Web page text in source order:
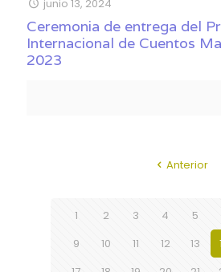
junio 13, 2024
Ceremonia de entrega del
Internacional de Cuentos
2023
Anterior
1 2 3 4 5
9
10 11 12 13